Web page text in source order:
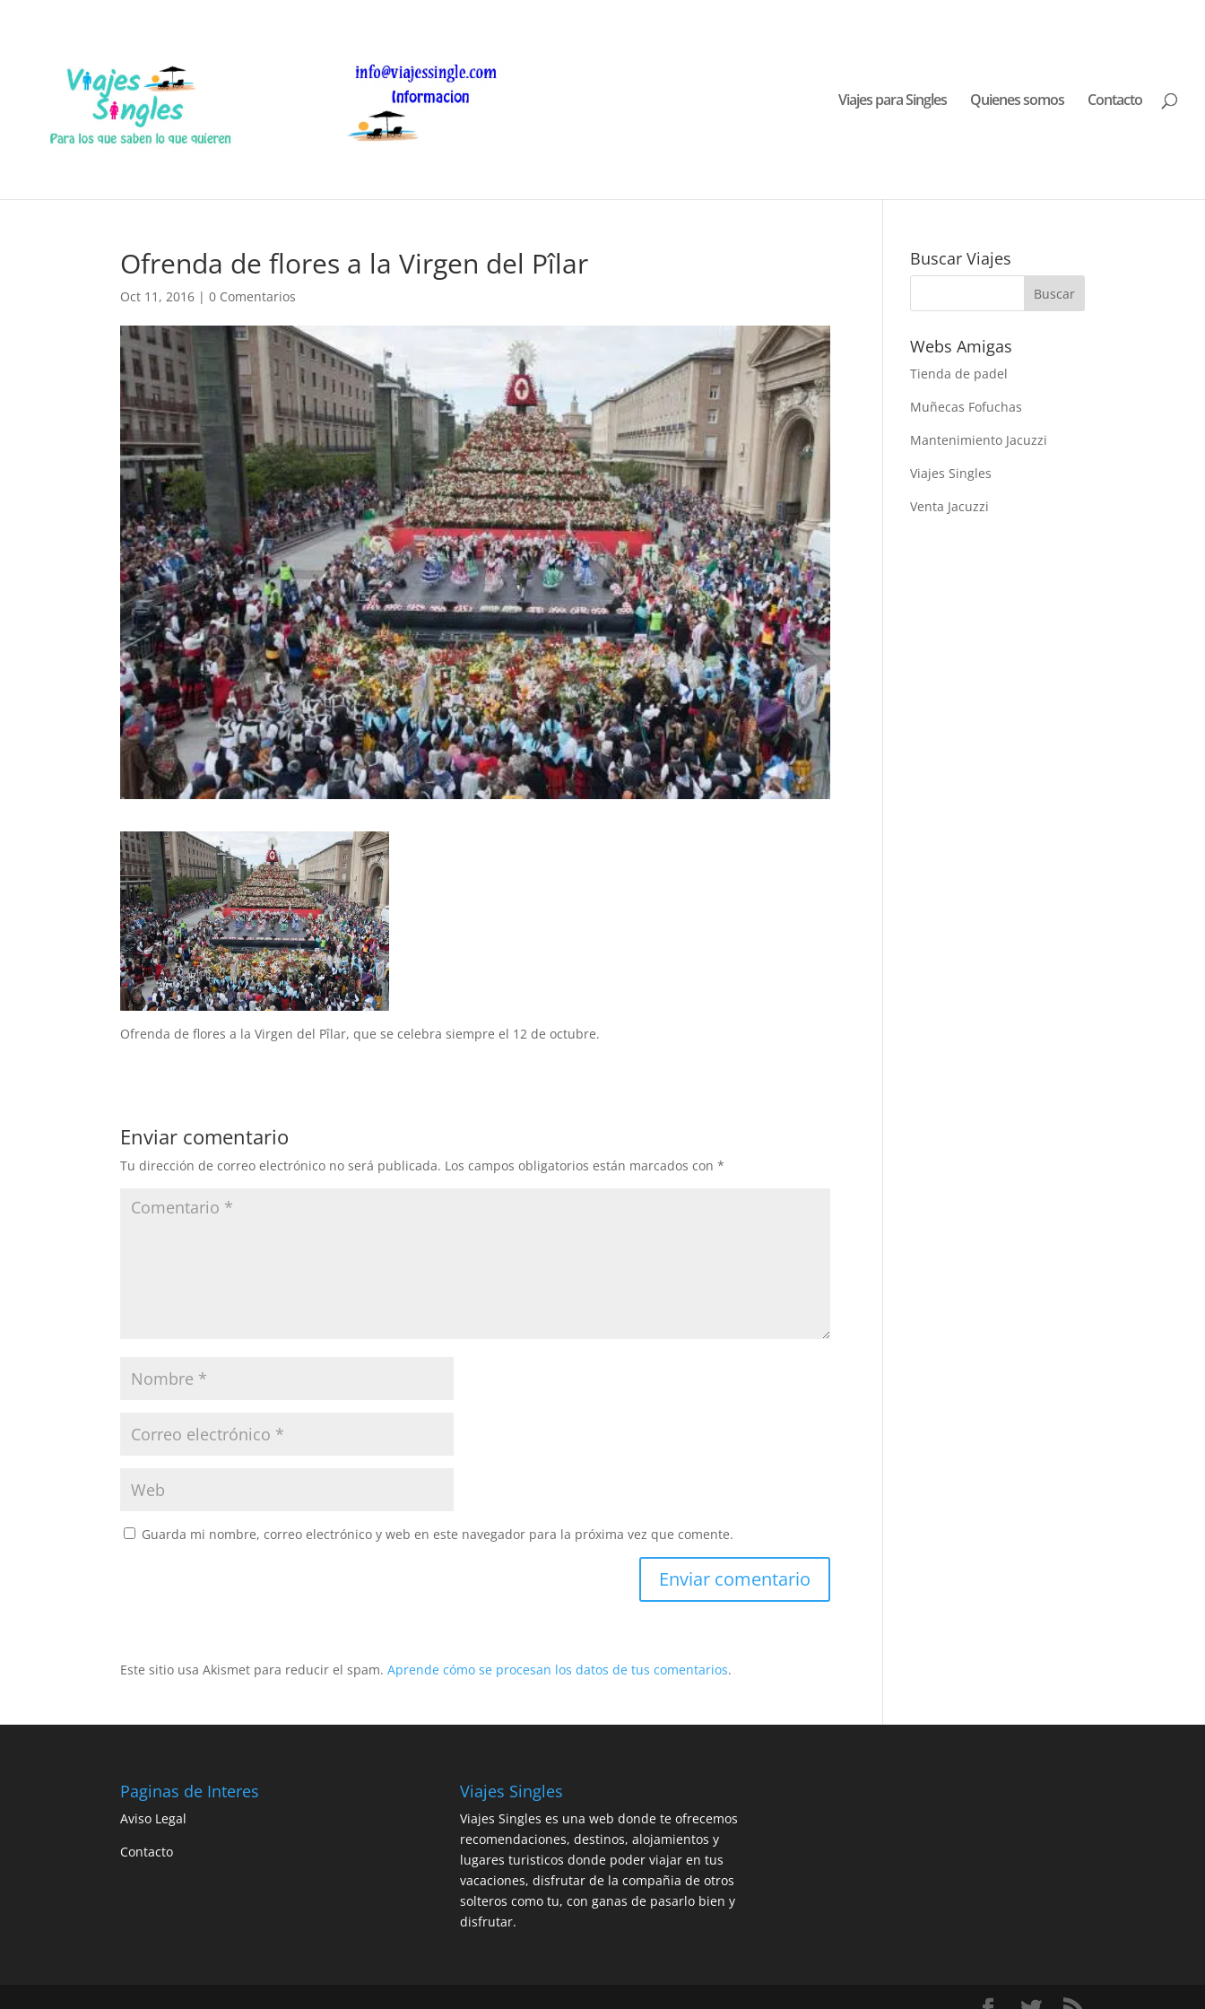
Viajes para Singles Quienes somos Contacto
Ofrenda de flores a la Virgen del Pîlar
Oct 11, 2016 |0 Comentarios
Ofrenda de flores a la Virgen del Pîlar, que se celebra siempre el 12 de octubre.
Enviar comentario
Tu dirección de correo electrónico no será publicada. Los campos obligatorios están marcados con*
Guarda mi nombre, correo electrónico y web en este navegador para la próxima vez que comente.
Este sitio usa Akismet para reducir el spam.Aprende cómo se procesan los datos de tus comentarios.
Buscar Viajes
Webs Amigas
Tienda de padel
Muñecas Fofuchas
Mantenimiento Jacuzzi
Viajes Singles
Venta Jacuzzi
Paginas de Interes
Aviso Legal
Contacto
Viajes Singles
Viajes Singles es una web donde te ofrecemos
recomendaciones, destinos, alojamientos y
lugares turisticos donde poder viajar en tus
vacaciones, disfrutar de la compañia de otros
solteros como tu, con ganas de pasarlo bien y
disfrutar.